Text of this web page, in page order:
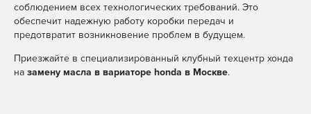
соблюдением всех технологических требований. Это
обеспечит надежную работу коробки передач и
предотвратит возникновение проблем в будущем.
Приезжайте в специализированный клубный техцентр хонда
на замену масла в вариаторе honda в Москве.